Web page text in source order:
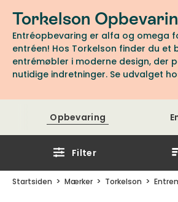
Torkelson
Entréopbevaring er alfa og omega
entréen! Hos Torkelson finder du et
entrémøbler i moderne design, der
nutidige indretninger. Se udvalget
Opbevaring
Filter
Startsiden Mærker Torkelson